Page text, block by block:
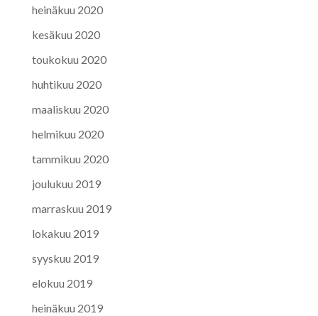
heinäkuu 2020
kesäkuu 2020
toukokuu 2020
huhtikuu 2020
maaliskuu 2020
helmikuu 2020
tammikuu 2020
joulukuu 2019
marraskuu 2019
lokakuu 2019
syyskuu 2019
elokuu 2019
heinäkuu 2019